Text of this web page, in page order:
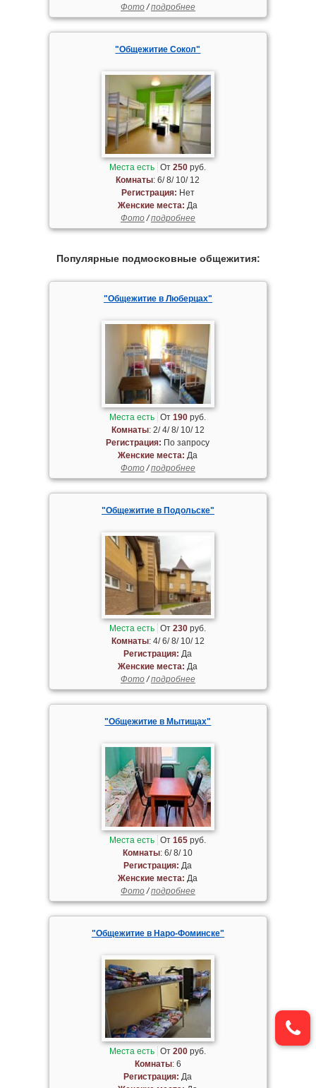
Фото/подробнее
"Общежитие Сокол"
Места есть От250 руб.
Комнаты: 6/ 8/ 10/ 12
Регистрация: Нет
Женские места: Да
Фото/подробнее
Популярные подмосковные общежития:
"Общежитие в Люберцах"
Места есть От190 руб.
Комнаты: 2/ 4/ 8/ 10/ 12
Регистрация: По запросу
Женские места: Да
Фото/подробнее
"Общежитие в Подольске"
Места есть От230 руб.
Комнаты: 4/ 6/ 8/ 10/ 12
Регистрация: Да
Женские места: Да
Фото/подробнее
"Общежитие в Мытищах"
Места есть От165 руб.
Комнаты: 6/ 8/ 10
Регистрация: Да
Женские места: Да
Фото/подробнее
"Общежитие в Наро-Фоминске"
Места есть От200 руб.
Комнаты: 6
Регистрация: Да